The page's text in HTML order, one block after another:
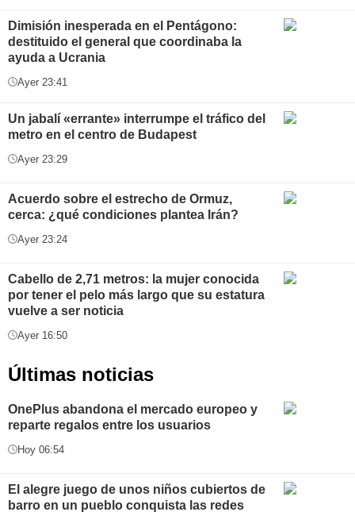
Dimisión inesperada en el Pentágono:
destituido el general que coordinaba la
ayuda a Ucrania
Ayer 23:41
Un jabalí «errante» interrumpe el tráfico del
metro en el centro de Budapest
Ayer 23:29
Acuerdo sobre el estrecho de Ormuz,
cerca: ¿qué condiciones plantea Irán?
Ayer 23:24
Cabello de 2,71 metros: la mujer conocida
por tener el pelo más largo que su estatura
vuelve a ser noticia
Ayer 16:50
Últimas noticias
OnePlus abandona el mercado europeo y
reparte regalos entre los usuarios
Hoy 06:54
El alegre juego de unos niños cubiertos de
barro en un pueblo conquista las redes